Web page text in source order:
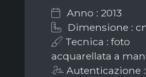
Anno : 2013
Dimensione :
Tecnica : foto
acquarellata a
Autenticazione :